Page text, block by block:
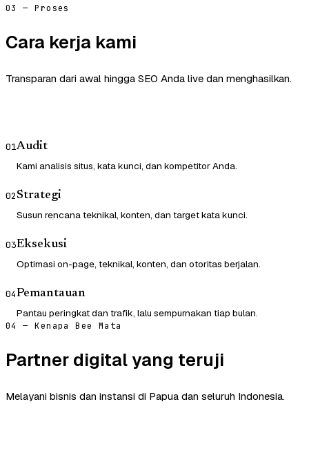
03 — Proses
Cara kerja kami
Transparan dari awal hingga SEO Anda live dan menghasilkan.
01Audit
Kami analisis situs, kata kunci, dan kompetitor Anda.
02Strategi
Susun rencana teknikal, konten, dan target kata kunci.
03Eksekusi
Optimasi on-page, teknikal, konten, dan otoritas berjalan.
04Pemantauan
Pantau peringkat dan trafik, lalu sempurnakan tiap bulan.
04 — Kenapa Bee Mata
Partner digital yang teruji
Melayani bisnis dan instansi di Papua dan seluruh Indonesia.